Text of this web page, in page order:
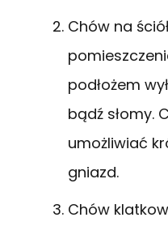
Chów na
podłożem
bądź słomy.
umożliwiać
gniazd.
Chów